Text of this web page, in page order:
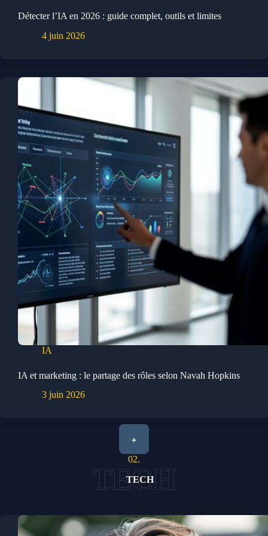
Détecter l’IA en 2026 : guide complet, outils et limites
4 juin 2026
IA
IA et marketing : le partage des rôles selon Navah Hopkins
3 juin 2026
+
02.
TECH